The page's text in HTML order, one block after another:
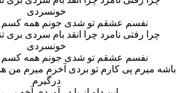
خونسردی
نفسم عشقم تو شدی جونم همه کسم
چرا رفتی نامرد چرا انقد بام سردی بری
خونسردی
نفسم عشقم تو شدی جونم همه کسم
باشه میرم پی کارم تو بردی آخرم میرم من
درگیرم